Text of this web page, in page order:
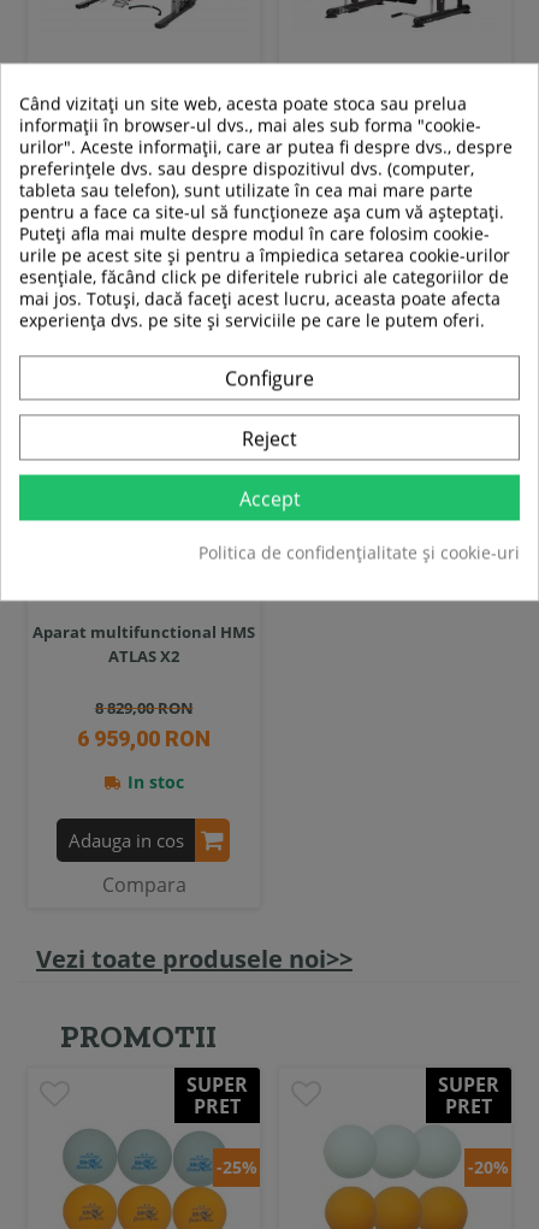
Smith HMS CYKLOP 10
39 319,00 RON
30 988,99 RON
In stoc
Adauga in cos
Compara
2 889,00 RON
2 279,00 RON
In stoc
Adauga in cos
Compara
SUPER
PRET
-21%
Aparat multifunctional HMS
ATLAS X2
8 829,00 RON
6 959,00 RON
In stoc
Adauga in cos
Compara
Vezi toate produsele noi>>
PROMOTII
SUPER
PRET
-25%
SUPER
PRET
-20%
Când vizitați un site web, acesta poate stoca sau prelua
informații în browser-ul dvs., mai ales sub forma "cookie-
urilor". Aceste informații, care ar putea fi despre dvs., despre
preferințele dvs. sau despre dispozitivul dvs. (computer,
tableta sau telefon), sunt utilizate în cea mai mare parte
pentru a face ca site-ul să funcționeze așa cum vă așteptați.
Puteți afla mai multe despre modul în care folosim cookie-
urile pe acest site și pentru a împiedica setarea cookie-urilor
esențiale, făcând click pe diferitele rubrici ale categoriilor de
mai jos. Totuși, dacă faceți acest lucru, aceasta poate afecta
experiența dvs. pe site și serviciile pe care le putem oferi.
Configure
Reject
Accept
Politica de confidențialitate și cookie-uri